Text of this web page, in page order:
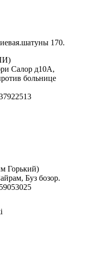
170.
Салор д10А,
больнице
Горький)
Буз бозор.